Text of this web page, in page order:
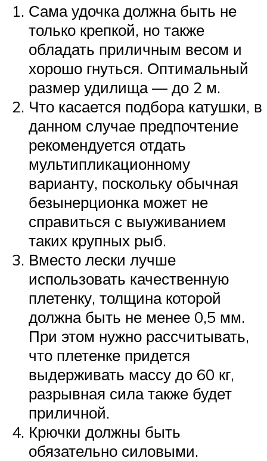
Сама удочка должна быть не
только крепкой, но также
обладать приличным весом и
хорошо гнуться. Оптимальный
размер удилища — до 2 м.
Что касается подбора катушки, в
данном случае предпочтение
рекомендуется отдать
мультипликационному
варианту, поскольку обычная
безынерционка может не
справиться с выуживанием
таких крупных рыб.
Вместо лески лучше
использовать качественную
плетенку, толщина которой
должна быть не менее 0,5 мм.
При этом нужно рассчитывать,
что плетенке придется
выдерживать массу до 60 кг,
разрывная сила также будет
приличной.
Крючки должны быть
обязательно силовыми.